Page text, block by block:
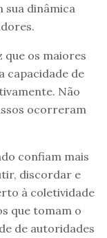
sua dinâmica
os maiores
capacidade de
Não
ocorreram
confiam mais
discordar e
à coletividade
que tomam o
de autoridades